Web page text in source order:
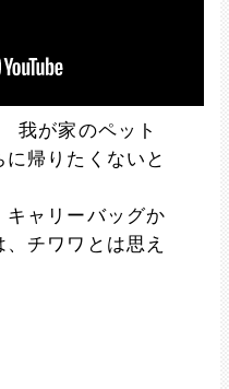
我が家のペット
帰りたくないと
ャリーバッグか
チワワとは思え